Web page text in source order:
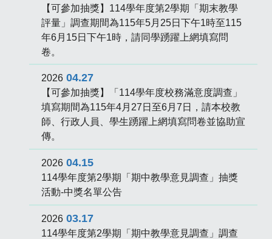
【可參加抽獎】114學年度第2學期「期末教學
評量」調查期間為115年5月25日下午1時至115
年6月15日下午1時，請同學踴躍上網填寫問
卷。
2026 04.27
【可參加抽獎】「114學年度校務滿意度調查」
填寫期間為115年4月27日至6月7日，請本校教
師、行政人員、學生踴躍上網填寫問卷並協助宣
傳。
2026 04.15
114學年度第2學期「期中教學意見調查」抽獎
活動-中獎名單公告
2026 03.17
114學年度第2學期「期中教學意見調查」調查